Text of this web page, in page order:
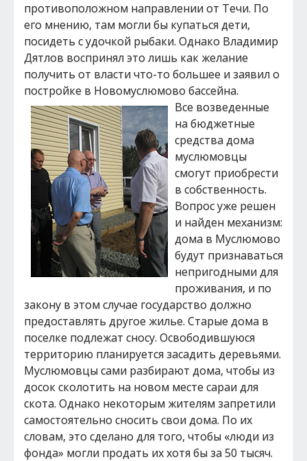
противоположном направлении от Течи. По
его мнению, там могли бы купаться дети,
посидеть с удочкой рыбаки. Однако Владимир
Дятлов воспринял это лишь как желание
получить от власти что-то большее и заявил о
постройке в Новомуслюмово бассейна.
Все возведенные
на бюджетные
средства дома
муслюмовцы
смогут приобрести
в собственность.
Вопрос уже решен
и найден механизм:
дома в Муслюмово
будут признаваться
непригодными для
проживания, и по
закону в этом случае государство должно
предоставлять другое жилье. Старые дома в
поселке подлежат сносу. Освободившуюся
территорию планируется засадить деревьями.
Муслюмовцы сами разбирают дома, чтобы из
досок сколотить на новом месте сараи для
скота. Однако некоторым жителям запретили
самостоятельно сносить свои дома. По их
словам, это сделано для того, чтобы «люди из
фонда» могли продать их хотя бы за 50 тысяч.